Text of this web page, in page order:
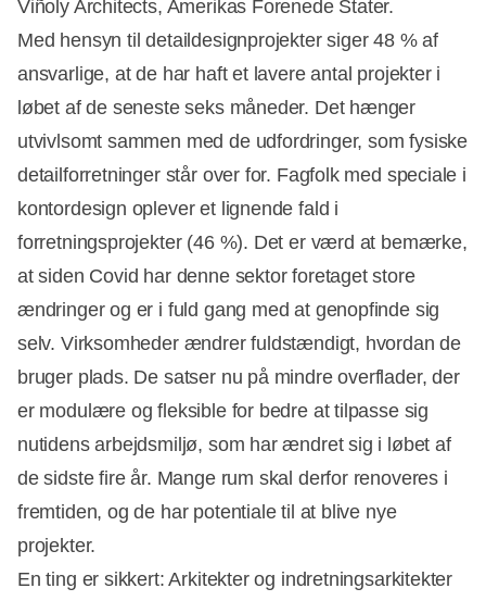
Viñoly Architects, Amerikas Forenede Stater.
Med hensyn til detaildesignprojekter siger 48 % af
ansvarlige, at de har haft et lavere antal projekter i
løbet af de seneste seks måneder. Det hænger
utvivlsomt sammen med de udfordringer, som fysiske
detailforretninger står over for. Fagfolk med speciale i
kontordesign oplever et lignende fald i
forretningsprojekter (46 %). Det er værd at bemærke,
at siden Covid har denne sektor foretaget store
ændringer og er i fuld gang med at genopfinde sig
selv. Virksomheder ændrer fuldstændigt, hvordan de
bruger plads. De satser nu på mindre overflader, der
er modulære og fleksible for bedre at tilpasse sig
nutidens arbejdsmiljø, som har ændret sig i løbet af
de sidste fire år. Mange rum skal derfor renoveres i
fremtiden, og de har potentiale til at blive nye
projekter.
En ting er sikkert: Arkitekter og indretningsarkitekter